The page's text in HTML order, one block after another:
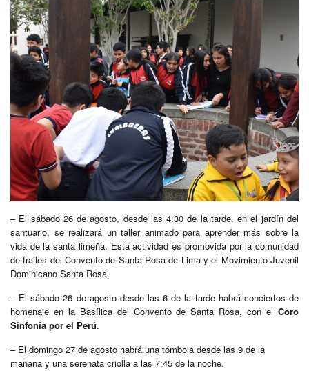
– El sábado 26 de agosto, desde las 4:30 de la tarde, en el jardín del
santuario, se realizará un taller animado para aprender más sobre la
vida de la santa limeña. Esta actividad es promovida por la comunidad
de frailes del Convento de Santa Rosa de Lima y el Movimiento Juvenil
Dominicano Santa Rosa.
– El sábado 26 de agosto desde las 6 de la tarde habrá conciertos de
homenaje en la Basílica del Convento de Santa Rosa, con el Coro
Sinfonía por el Perú.
– El domingo 27 de agosto habrá una tómbola desde las 9 de la
mañana y una serenata criolla a las 7:45 de la noche.